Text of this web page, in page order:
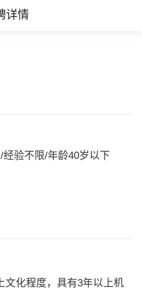
详情
验不限/年龄40岁以下
文化程度，具有3年以上机